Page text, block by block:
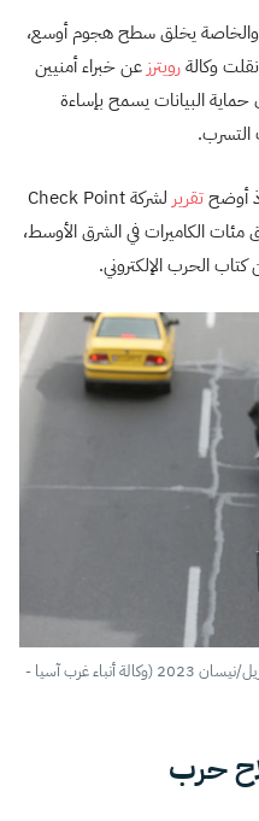
والخاصة يخلق سطح هجوم أوسع،
وكالةرويترز عن خبراء أمنيين
حماية البيانات يسمح بإساءة
التسرب.
أوضحتقرير
لشركة Check Point
مئات الكاميرات في الشرق الأوسط،
الحرب الإلكتروني.
كاميرا مراقبة في أحد شوارع طهران 9 أبريل/نيسان 2023 (وكالة أنباء غرب آسيا -
حرب